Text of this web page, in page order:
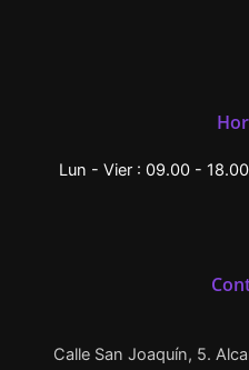
Lun - Vier : 09.00 - 18.00
Calle San Joaquín, 5.